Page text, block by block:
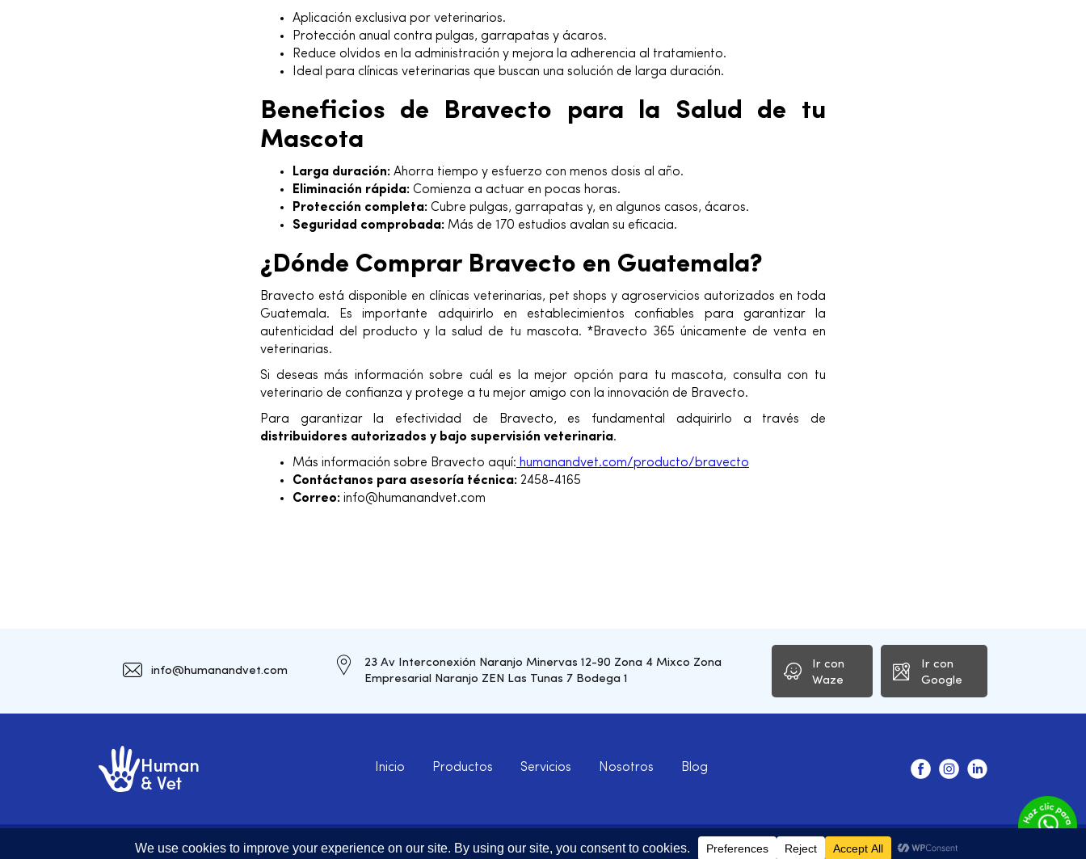
Aplicación exclusiva por veterinarios.
Protección anual contra pulgas, garrapatas y ácaros.
Reduce olvidos en la administración y mejora la adherencia al tratamiento.
Ideal para clínicas veterinarias que buscan una solución de larga duración.
Beneficios de Bravecto para la Salud de tu
Mascota
Larga duración: Ahorra tiempo y esfuerzo con menos dosis al año.
Eliminación rápida: Comienza a actuar en pocas horas.
Protección completa: Cubre pulgas, garrapatas y, en algunos casos, ácaros.
Seguridad comprobada: Más de 170 estudios avalan su eficacia.
¿Dónde Comprar Bravecto en Guatemala?
Bravecto está disponible en clínicas veterinarias, pet shops y agroservicios autorizados en toda
Guatemala. Es importante adquirirlo en establecimientos confiables para garantizar la
autenticidad del producto y la salud de tu mascota. *Bravecto 365 únicamente de venta en
veterinarias.
Si deseas más información sobre cuál es la mejor opción para tu mascota, consulta con tu
veterinario de confianza y protege a tu mejor amigo con la innovación de Bravecto.
Para garantizar la efectividad de Bravecto, es fundamental adquirirlo a través de
distribuidores autorizados y bajo supervisión veterinaria.
Más información sobre Bravecto aquí: humanandvet.com/producto/bravecto
Contáctanos para asesoría técnica: 2458-4165
Correo: info@humanandvet.com
info@humanandvet.com
23 Av Interconexión Naranjo Minervas 12-90 Zona 4 Mixco Zona
Empresarial Naranjo ZEN Las Tunas 7 Bodega 1
Ir con
Waze
Ir con
Google
Inicio Productos Servicios Nosotros Blog
© 2025 Human & Vet. Todos los Derechos Reservados